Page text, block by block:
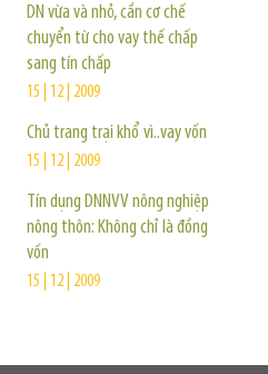
DN vừa và nhỏ, cần cơ chế
chuyển từ cho vay thế chấp
sang tín chấp
15 | 12 | 2009
Chủ trang trại khổ vì..vay vốn
15 | 12 | 2009
Tín dụng DNNVV nông nghiệp
nông thôn: Không chỉ là đồng
vốn
15 | 12 | 2009